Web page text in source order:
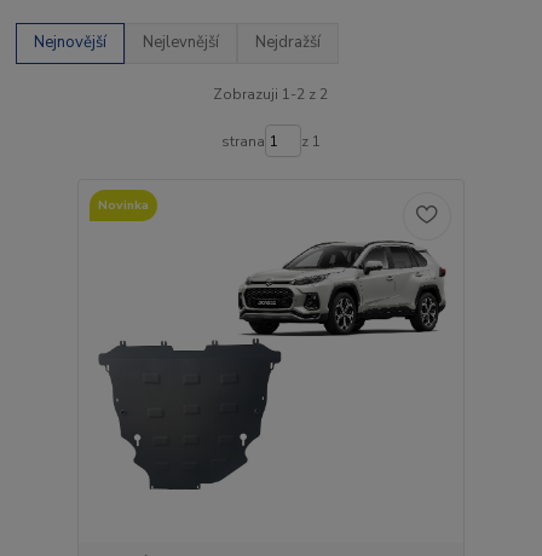
Nejnovější Nejlevnější Nejdražší
Zobrazuji 1-2 z 2
strana z 1
Novinka